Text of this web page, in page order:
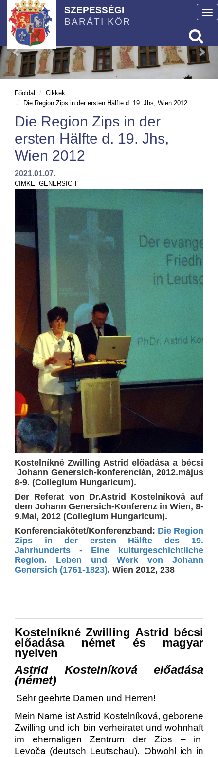
SZEPESSÉGI
BARÁTI KÖR
Főoldal
Cikkek
Die Region Zips in der ersten Hälfte d. 19. Jhs, Wien 2012
Die Region Zips in der
ersten Hälfte d. 19. Jhs,
Wien 2012
2021.01.07.
CÍMKE: GENERSICH
Kostelníkné Zwilling Astrid előadása a bécsi
Johann Genersich-konferencián, 2012.május
8-9. (Collegium Hungaricum).
Der Referat von Dr.Astrid Kostelníková auf
dem Johann Genersich-Konferenz in Wien, 8-
9.Mai, 2012 (Collegium Hungaricum).
Konferenciakötet/Konferenzband: Die Region
Zips in der ersten Hälfte des 19.
Jahrhunderts - Eine kulturgeschichtliche
Region. Leben und Werk von Johann
Genersich (1761-1823), Wien 2012, 238
Kostelníkné Zwilling Astrid bécsi
előadása német és magyar
nyelven
Astrid Kostelníková előadása
(német)
Sehr geehrte Damen und Herren!
Mein Name ist Astrid Kostelníková, geborene
Zwilling und ich bin verheiratet und wohnhaft
im ehemaligen Zentrum der Zips – in
Levoča (deutsch Leutschau). Obwohl ich in